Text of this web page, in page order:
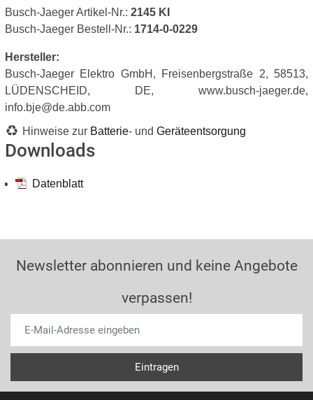
Busch-Jaeger Artikel-Nr.: 2145 KI
Busch-Jaeger Bestell-Nr.: 1714-0-0229
Hersteller:
Busch-Jaeger Elektro GmbH, Freisenbergstraße 2, 58513,
LÜDENSCHEID, DE, www.busch-jaeger.de,
info.bje@de.abb.com
Hinweise zur Batterie- und Geräteentsorgung
Downloads
Datenblatt
Newsletter abonnieren und keine Angebote
verpassen!